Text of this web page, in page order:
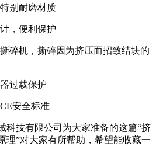
别耐磨材质
，便利保护
碎机，撕碎因为挤压而招致结块的
过载保护
安全标准
科技有限公司为大家准备的这篇“挤
理”对大家有所帮助，希望能收藏一